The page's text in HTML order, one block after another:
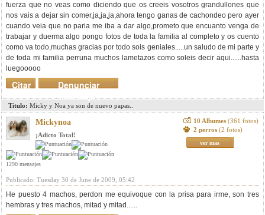
fuerza que no veas como diciendo que os creeis vosotros grandullones que
nos vais a dejar sin comer,ja,ja,ja,ahora tengo ganas de cachondeo pero ayer
cuando veia que no paria me iba a dar algo,prometo que encuanto venga de
trabajar y duerma algo pongo fotos de toda la familia al completo y os cuento
como va todo,muchas gracias por todo sois geniales.....un saludo de mi parte y
de toda mi familia perruna muchos lametazos como soleis decir aqui......hasta
luegooooo
Denunciar
mensaje
Citar
Titulo: Micky y Noa ya son de nuevo papas..
Mickynoa
¡Adicto Total!
1290 mensajes
10 Albumes (361 fotos)
2 perros (2 fotos)
ver mas
Publicado: Tuesday 30 de June de 2009, 05:42
He puesto 4 machos, perdon me equivoque con la prisa para irme, son tres
hembras y tres machos, mitad y mitad......